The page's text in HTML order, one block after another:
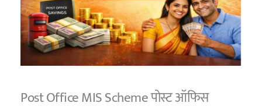
Post Office MIS Scheme पोस्ट ऑफिस